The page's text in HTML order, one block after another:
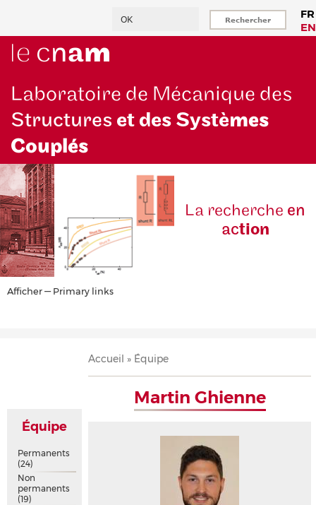
principal
FR
EN
Laboratoire de Mécanique des
Structures et des Systèmes
Couplés
La recherche en
action
Primary
Afficher — Primary links
Fil
d'Ariane
Accueil Équipe
Martin Ghienne
Équipe
Permanents
(24)
Non
permanents
(19)